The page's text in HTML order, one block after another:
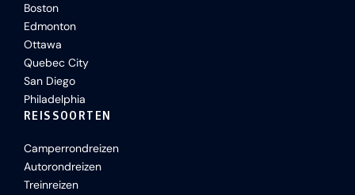
Boston
Edmonton
Ottawa
Quebec City
San Diego
Philadelphia
REISSOORTEN
Camperrondreizen
Autorondreizen
Treinreizen